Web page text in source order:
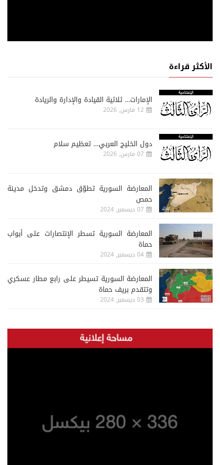
الأكثر قراءة
الإمارات… ثلاثية القيادة والإدارة والريادة
12 مارس, 2026
دول الخليج العربي… تعظيم سلام
07 مارس, 2026
المعارضة السورية تطوّق دمشق وتدخل مدينة
حمص
07 ديسمبر, 2024
المعارضة السورية تسطر الإنتصارات على أبواب
حماة
04 ديسمبر, 2024
المعارضة السورية تسيطر على رابع مطار عسكري
وتتقدم بريف حماة
03 ديسمبر, 2024